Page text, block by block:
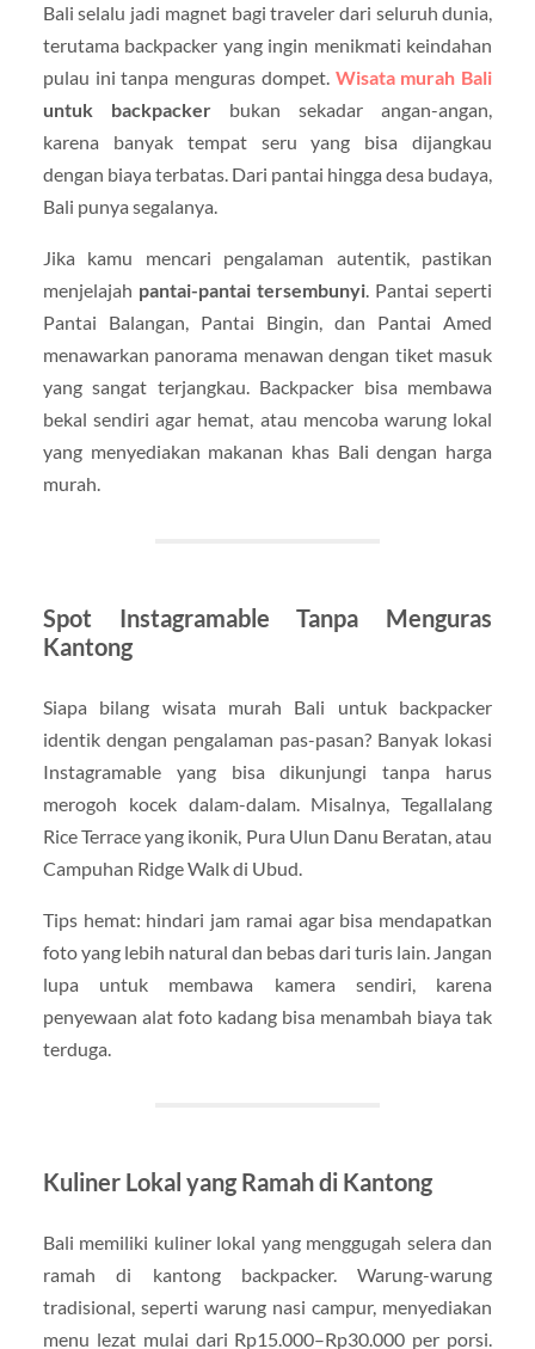
Bali selalu jadi magnet bagi traveler dari seluruh dunia,
terutama backpacker yang ingin menikmati keindahan
pulau ini tanpa menguras dompet. Wisata murah Bali
untuk backpackerbukan sekadar angan-angan,
karena banyak tempat seru yang bisa dijangkau
dengan biaya terbatas. Dari pantai hingga desa budaya,
Bali punya segalanya.
Jika kamu mencari pengalaman autentik, pastikan
menjelajah pantai-pantai tersembunyi. Pantai seperti
Pantai Balangan, Pantai Bingin, dan Pantai Amed
menawarkan panorama menawan dengan tiket masuk
yang sangat terjangkau. Backpacker bisa membawa
bekal sendiri agar hemat, atau mencoba warung lokal
yang menyediakan makanan khas Bali dengan harga
murah.
Spot Instagramable Tanpa Menguras
Kantong
Siapa bilang wisata murah Bali untuk backpacker
identik dengan pengalaman pas-pasan? Banyak lokasi
Instagramable yang bisa dikunjungi tanpa harus
merogoh kocek dalam-dalam. Misalnya, Tegallalang
Rice Terrace yang ikonik, Pura Ulun Danu Beratan, atau
Campuhan Ridge Walk di Ubud.
Tips hemat: hindari jam ramai agar bisa mendapatkan
foto yang lebih natural dan bebas dari turis lain. Jangan
lupa untuk membawa kamera sendiri, karena
penyewaan alat foto kadang bisa menambah biaya tak
terduga.
Kuliner Lokal yang Ramah di Kantong
Bali memiliki kuliner lokal yang menggugah selera dan
ramah di kantong backpacker. Warung-warung
tradisional, seperti warung nasi campur, menyediakan
menu lezat mulai dari Rp15.000–Rp30.000 per porsi.